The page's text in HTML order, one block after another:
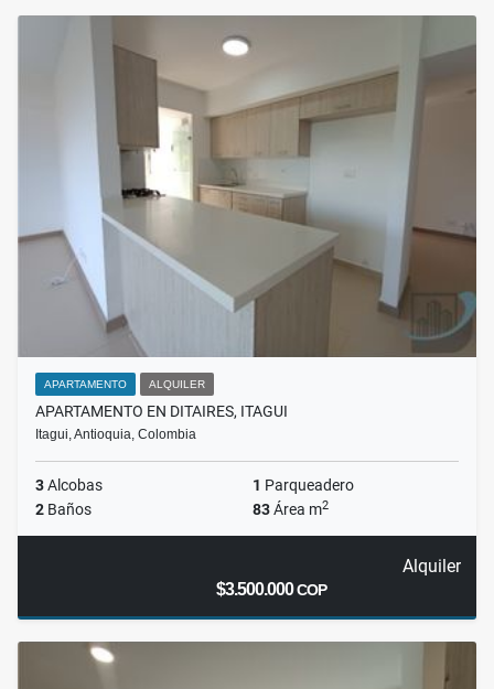
APARTAMENTO ALQUILER
APARTAMENTO EN DITAIRES, ITAGUI
Itagui, Antioquia, Colombia
3Alcobas 1 Parqueadero
2 Baños 83Área m2
Alquiler
$3.500.000COP